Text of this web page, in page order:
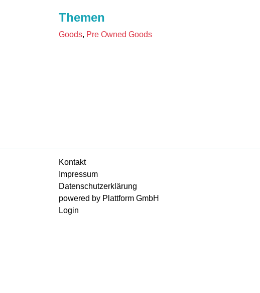
Themen
Goods Pre Owned Goods
Kontakt
Impressum
Datenschutzerklärung
powered by Plattform GmbH
Login